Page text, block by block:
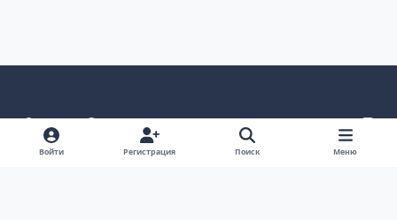
Светлый режим
Темный режим
Системные предпочтения
v
k
Язык Политика конфиденциальности
Обратная связь
Войти Регистрация Поиск Меню